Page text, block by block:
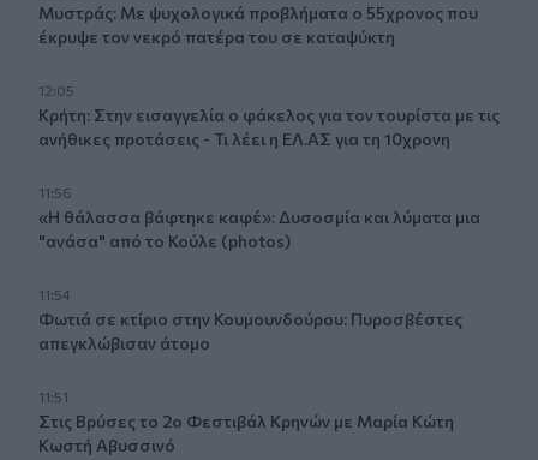
Μυστράς: Με ψυχολογικά προβλήματα ο 55χρονος που
έκρυψε τον νεκρό πατέρα του σε καταψύκτη
12:05
Κρήτη: Στην εισαγγελία ο φάκελος για τον τουρίστα με τις
ανήθικες προτάσεις - Τι λέει η ΕΛ.ΑΣ για τη 10χρονη
11:56
«Η θάλασσα βάφτηκε καφέ»: Δυσοσμία και λύματα μια
"ανάσα" από το Κούλε (photos)
11:54
Φωτιά σε κτίριο στην Κουμουνδούρου: Πυροσβέστες
απεγκλώβισαν άτομο
11:51
Στις Βρύσες το 2ο Φεστιβάλ Κρηνών με Μαρία Κώτη
Κωστή Αβυσσινό